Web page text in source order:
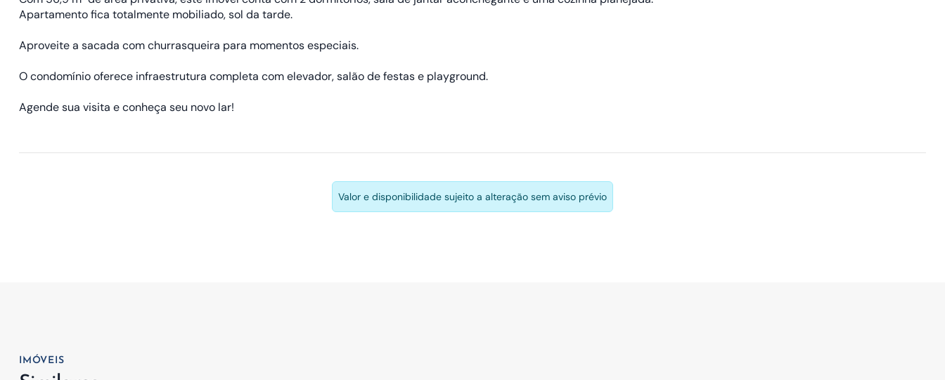
Apartamento fica totalmente mobiliado, sol da tarde.
Aproveite a sacada com churrasqueira para momentos especiais.
O condomínio oferece infraestrutura completa com elevador, salão de festas e playground.
Agende sua visita e conheça seu novo lar!
Valor e disponibilidade sujeito a alteração sem aviso prévio
IMÓVEIS